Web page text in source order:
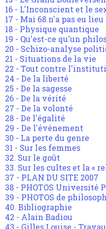
16 - L'Inconscient et le
17 - Mai 68 n'a pas eu lieu
18 - Physique quantique
19 - Qu'est-ce qu'un
20 - Schizo-analyse
21 - Situations de la vie
22 - Tout contre
24 - De la liberté
25 - De la sagesse
26 - De la vérité
27 - De la volonté
28 - De l'égalité
29 - De l'événement
30 - La perte du genre
31 - Sur les femmes
32. Sur le goût
33. Sur les cultes et la «
37 - PLAN DU SITE 2007
38 - PHOTOS Université
39 - PHOTOS de
40. Bibliographie
42 - Alain Badiou